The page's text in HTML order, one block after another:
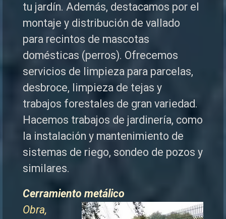
tu jardín. Además, destacamos por el
montaje y distribución de vallado
para recintos de mascotas
domésticas (perros). Ofrecemos
servicios de limpieza para parcelas,
desbroce, limpieza de tejas y
trabajos forestales de gran variedad.
Hacemos trabajos de jardinería, como
la instalación y mantenimiento de
sistemas de riego, sondeo de pozos y
similares.
Cerramiento metálico
Obra,